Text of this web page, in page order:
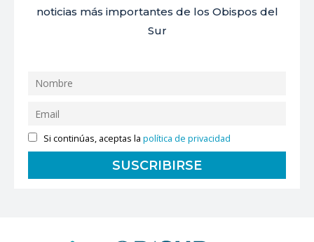
noticias más importantes de los Obispos del
Sur
Si continúas, aceptas lapolítica de privacidad